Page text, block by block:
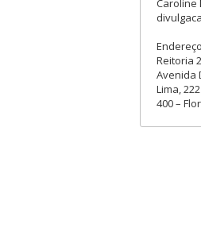
Caroline
Reitoria
Avenida
Lima,
400 –